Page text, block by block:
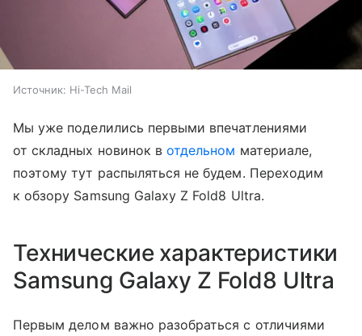
Источник: Hi-Tech Mail
Мы уже поделились первыми впечатлениями
от складных новинок вотдельном материале,
поэтому тут распыляться не будем. Переходим
к обзору Samsung Galaxy Z Fold8 Ultra.
Технические характеристики
Samsung Galaxy Z Fold8 Ultra
Первым делом важно разобраться с отличиями